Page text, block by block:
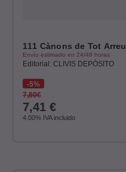
111 Cànons de Tot Arreu
Envío estimado en 24/48 horas
Editorial: CLIVIS DEPÓSITO
5%
7,80€
7,41 €
4.00% IVA incluido